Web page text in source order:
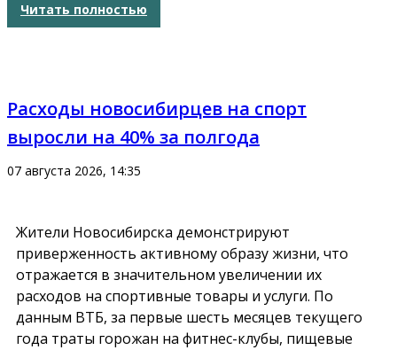
Читать полностью
Расходы новосибирцев на спорт
выросли на 40% за полгода
07 августа 2026, 14:35
Жители Новосибирска демонстрируют
приверженность активному образу жизни, что
отражается в значительном увеличении их
расходов на спортивные товары и услуги. По
данным ВТБ, за первые шесть месяцев текущего
года траты горожан на фитнес-клубы, пищевые